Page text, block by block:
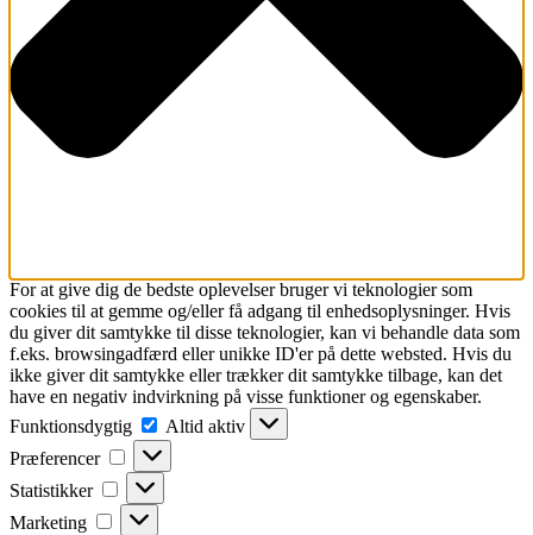
For at give dig de bedste oplevelser bruger vi teknologier som
cookies til at gemme og/eller få adgang til enhedsoplysninger. Hvis
du giver dit samtykke til disse teknologier, kan vi behandle data som
f.eks. browsingadfærd eller unikke ID'er på dette websted. Hvis du
ikke giver dit samtykke eller trækker dit samtykke tilbage, kan det
have en negativ indvirkning på visse funktioner og egenskaber.
Funktionsdygtig
Funktionsdygtig
Altid aktiv
Præferencer
Præferencer
Statistikker Statistikker
Marketing Marketing